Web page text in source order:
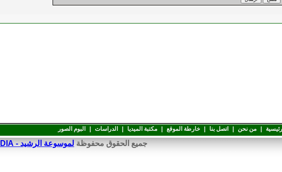
من نحن اتصل بنا خارطة الموقع مكتبة الميديا الدراسات البوم الصور
جميع الحقوق محفوظةلموسوعة الرشيد - ALRASHEAD ENCYCLOPEDIA